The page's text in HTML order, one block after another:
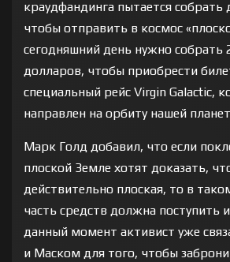
краудфандинга пытается собрать
чтобы отправить в космос
сегодняшний день нужно собрать
долларов, чтобы приобрести
специальный рейс Virgin Galactic,
направлен на орбиту нашей
Марк Голд добавил, что если
плоской Земле хотят доказать,
действительно плоская, то в
часть средств должна поступить
данный момент активист уже
и Маском для того, чтобы